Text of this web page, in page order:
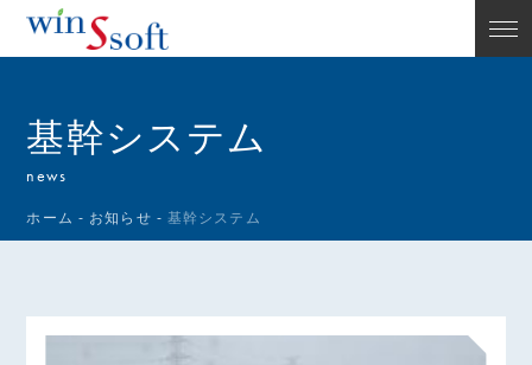
基幹システム
news
ホーム - お知らせ -基幹システム